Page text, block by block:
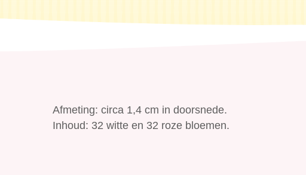
Afmeting: circa 1,4 cm in doorsnede.
Inhoud: 32 witte en 32 roze bloemen.